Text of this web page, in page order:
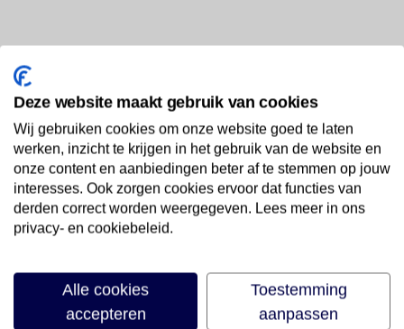
Deze website maakt gebruik van cookies
Wij gebruiken cookies om onze website goed te laten
werken, inzicht te krijgen in het gebruik van de website en
onze content en aanbiedingen beter af te stemmen op jouw
interesses. Ook zorgen cookies ervoor dat functies van
derden correct worden weergegeven. Lees meer in ons
privacy- en cookiebeleid.
Alle cookies
accepteren
Toestemming
aanpassen